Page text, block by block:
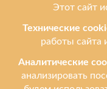
О нас
Мы ремонтируем